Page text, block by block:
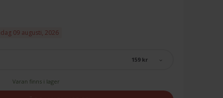
09 augusti, 2026
159 kr
Varan finns i lager